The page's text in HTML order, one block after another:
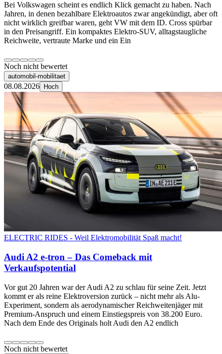
Bei Volkswagen scheint es endlich Klick gemacht zu haben. Nach
Jahren, in denen bezahlbare Elektroautos zwar angekündigt, aber oft
nicht wirklich greifbar waren, geht VW mit dem ID. Cross spürbar
in den Preisangriff. Ein kompaktes Elektro-SUV, alltagstaugliche
Reichweite, vertraute Marke und ein Ein
Noch nicht bewertet
automobil-mobilitaet
08.08.2026 Hoch
ELECTRIC RIDES - Weil Elektromobilität Spaß macht!
Audi A2 e-tron – Das Comeback mit
Verkaufspotential
Vor gut 20 Jahren war der Audi A2 zu schlau für seine Zeit. Jetzt
kommt er als reine Elektroversion zurück – nicht mehr als Alu-
Experiment, sondern als aerodynamischer Reichweitenjäger mit
Premium-Anspruch und einem Einstiegspreis von 38.200 Euro.
Nach dem Ende des Originals holt Audi den A2 endlich
Noch nicht bewertet